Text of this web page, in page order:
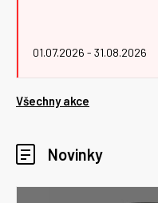
01.07.2026 - 31.08.2026
Všechny akce
Novinky